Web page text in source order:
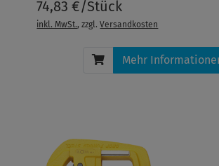
74,83 €/Stück
inkl. MwSt., zzgl.Versandkosten
Mehr